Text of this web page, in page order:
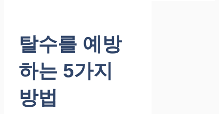
탈수를 예방
하는 5가지
방법